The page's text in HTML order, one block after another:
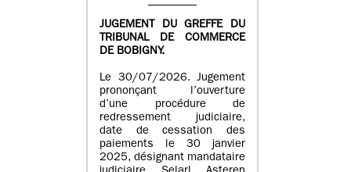
JUGEMENT DU GREFFE DU
TRIBUNAL DE COMMERCE
DE BOBIGNY.
Le 30/07/2026. Jugement
prononçant l’ouverture
d’une procédure de
redressement judiciaire,
date de cessation des
paiements le 30 janvier
2025, désignant mandataire